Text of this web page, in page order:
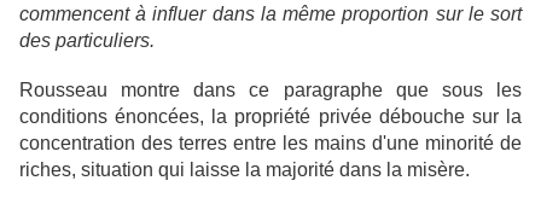
commencent à influer dans la même proportion sur le sort
des particuliers.
Rousseau montre dans ce paragraphe que sous les
conditions énoncées, la propriété privée débouche sur la
concentration des terres entre les mains d'une minorité de
riches, situation qui laisse la majorité dans la misère.